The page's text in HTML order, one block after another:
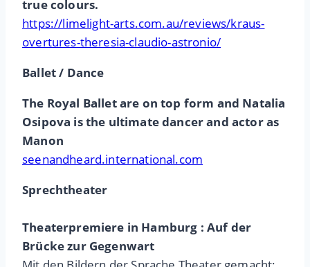
true colours.
https://limelight-arts.com.au/reviews/kraus-
overtures-theresia-claudio-astronio/
Ballet / Dance
The Royal Ballet are on top form and Natalia
Osipova is the ultimate dancer and actor as
Manon
seenandheard.international.com
Sprechtheater
Theaterpremiere in Hamburg : Auf der
Brücke zur Gegenwart